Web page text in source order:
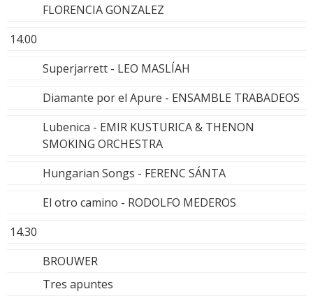
FLORENCIA GONZALEZ
14.00
Superjarrett - LEO MASLÍAH
Diamante por el Apure - ENSAMBLE TRABADEOS
Lubenica - EMIR KUSTURICA & THENON
SMOKING ORCHESTRA
Hungarian Songs - FERENC SÁNTA
El otro camino - RODOLFO MEDEROS
14.30
BROUWER
Tres apuntes